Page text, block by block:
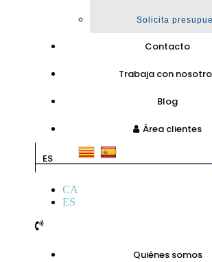
Solicita
Contacto
Trabaja con
Blog
Área clientes
ES
CA
ES
Quiénes somos